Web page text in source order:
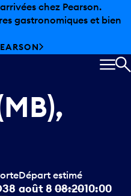
chez Pearson.
gastronomiques et bien
Départ estimé
août 8 08:2010:00